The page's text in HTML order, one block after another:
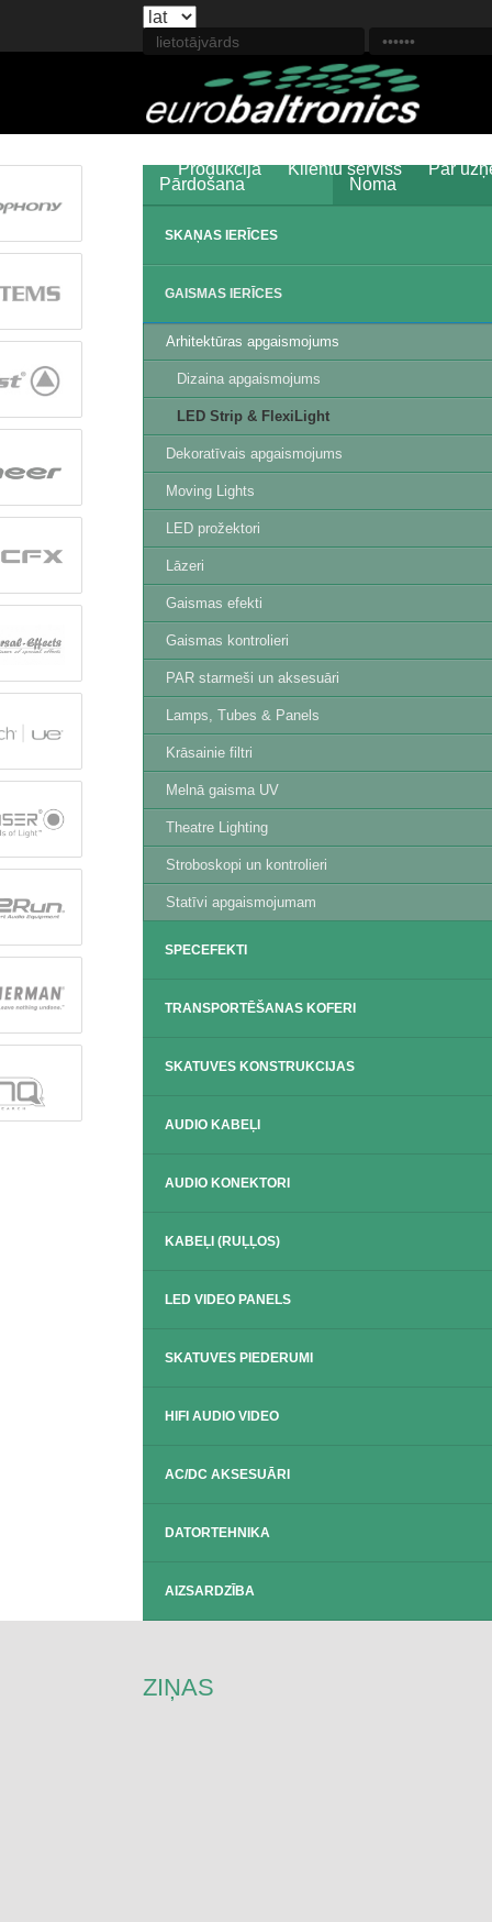
Produkcija Klientu serviss
Par
Pārdošana
Noma
SKAŅAS IERĪCES
GAISMAS IERĪCES
Arhitektūras apgaismojums
Dizaina apgaismojums
LED Strip & FlexiLight
Dekoratīvais apgaismojums
Moving Lights
LED prožektori
Lāzeri
Gaismas efekti
Gaismas kontrolieri
PAR starmeši un aksesuāri
Lamps, Tubes & Panels
Krāsainie filtri
Melnā gaisma UV
Theatre Lighting
Stroboskopi un kontrolieri
Statīvi apgaismojumam
SPECEFEKTI
TRANSPORTĒŠANAS KOFERI
SKATUVES KONSTRUKCIJAS
AUDIO KABEĻI
AUDIO KONEKTORI
KABEĻI (RUĻĻOS)
LED VIDEO PANELS
SKATUVES PIEDERUMI
HIFI AUDIO VIDEO
AC/DC AKSESUĀRI
DATORTEHNIKA
AIZSARDZĪBA
ZIŅAS